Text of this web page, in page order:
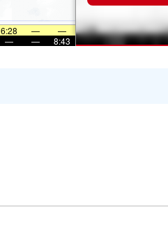
6:28 —
—
— — 8:43